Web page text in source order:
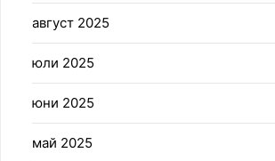
август 2025
юли 2025
юни 2025
май 2025